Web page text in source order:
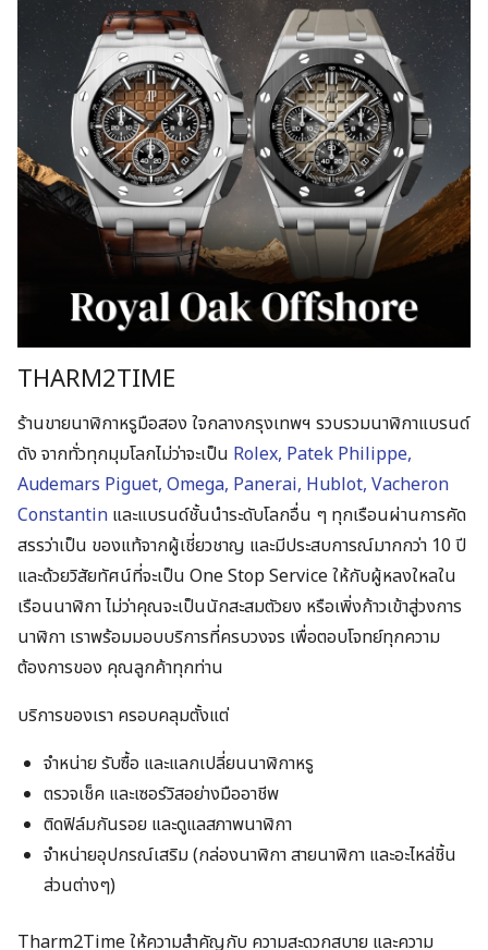
THARM2TIME
ร้านขายนาฬิกาหรูมือสอง ใจกลางกรุงเทพฯ รวบรวมนาฬิกาแบรนด์
ดัง จากทั่วทุกมุมโลกไม่ว่าจะเป็น Rolex, Patek Philippe,
Audemars Piguet, Omega, Panerai, Hublot, Vacheron
Constantin และแบรนด์ชั้นนำระดับโลกอื่น ๆ ทุกเรือนผ่านการคัด
สรรว่าเป็น ของแท้จากผู้เชี่ยวชาญ และมีประสบการณ์มากกว่า 10 ปี
และด้วยวิสัยทัศน์ที่จะเป็น One Stop Service ให้กับผู้หลงใหลใน
เรือนนาฬิกา ไม่ว่าคุณจะเป็นนักสะสมตัวยง หรือเพิ่งก้าวเข้าสู่วงการ
นาฬิกา เราพร้อมมอบบริการที่ครบวงจร เพื่อตอบโจทย์ทุกความ
ต้องการของ คุณลูกค้าทุกท่าน
บริการของเรา ครอบคลุมตั้งแต่
จำหน่าย รับซื้อ และแลกเปลี่ยนนาฬิกาหรู
ตรวจเช็ค และเซอร์วิสอย่างมืออาชีพ
ติดฟิล์มกันรอย และดูแลสภาพนาฬิกา
จำหน่ายอุปกรณ์เสริม (กล่องนาฬิกา สายนาฬิกา และอะไหล่ชิ้น
ส่วนต่างๆ)
Tharm2Time ให้ความสำคัญกับ ความสะดวกสบาย และความ